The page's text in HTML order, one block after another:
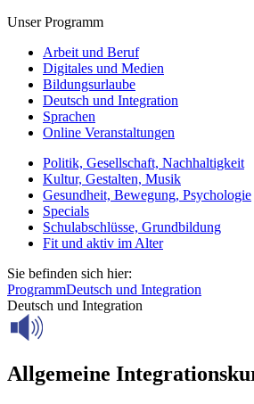
Unser Programm
Arbeit und Beruf
Digitales und Medien
Bildungsurlaube
Deutsch und Integration
Sprachen
Online Veranstaltungen
Politik, Gesellschaft, Nachhaltigkeit
Kultur, Gestalten, Musik
Gesundheit, Bewegung, Psychologie
Specials
Schulabschlüsse, Grundbildung
Fit und aktiv im Alter
Sie befinden sich hier:
ProgrammDeutsch und Integration
Deutsch und Integration
Allgemeine